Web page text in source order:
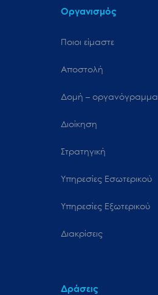
Οργανισμός
Ποιοι είμαστε
Αποστολή
Δομή – οργανόγραμμα
Διοίκηση
Στρατηγική
Υπηρεσίες Εσωτερικού
Υπηρεσίες Εξωτερικού
Διακρίσεις
Δράσεις